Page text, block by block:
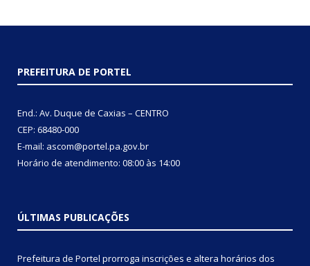
PREFEITURA DE PORTEL
End.: Av. Duque de Caxias – CENTRO
CEP: 68480-000
E-mail: ascom@portel.pa.gov.br
Horário de atendimento: 08:00 às 14:00
ÚLTIMAS PUBLICAÇÕES
Prefeitura de Portel prorroga inscrições e altera horários dos